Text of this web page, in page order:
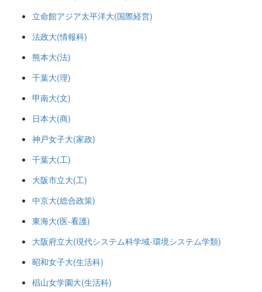
立命館アジア太平洋大(国際経営)
法政大(情報科)
熊本大(法)
千葉大(理)
甲南大(文)
日本大(商)
神戸女子大(家政)
千葉大(工)
大阪市立大(工)
中京大(総合政策)
東海大(医-看護)
大阪府立大(現代システム科学域-環境システム学類)
昭和女子大(生活科)
椙山女学園大(生活科)